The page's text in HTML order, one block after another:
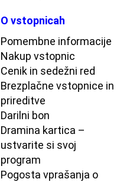
O vstopnicah
Pomembne informacije
Nakup vstopnic
Cenik in sedežni red
Brezplačne vstopnice in
prireditve
Darilni bon
Dramina kartica –
ustvarite si svoj
program
Pogosta vprašanja o